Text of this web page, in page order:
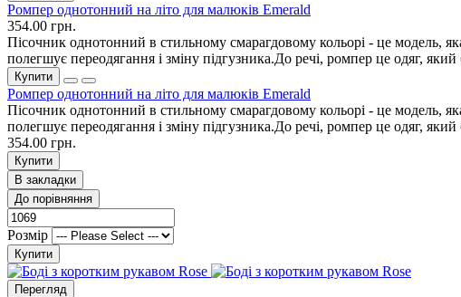
Ромпер однотонний на літо для малюків Emerald
354.00 грн.
Пісочник однотонний в стильному смарагдовому кольорі - це модель,
полегшує переодягання і зміну підгузника.До речі, ромпер це одяг, який
Купити
Ромпер однотонний на літо для малюків Emerald
Пісочник однотонний в стильному смарагдовому кольорі - це модель,
полегшує переодягання і зміну підгузника.До речі, ромпер це одяг, який
354.00 грн.
Купити
В закладки
До порівняння
Розмір
Купити
Перегляд